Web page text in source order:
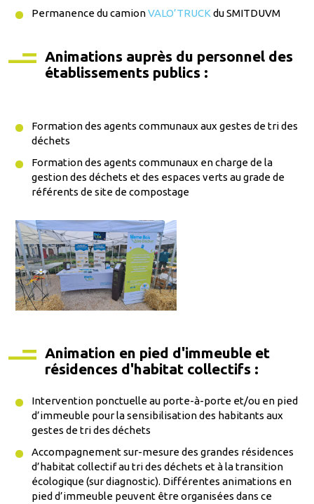
Permanence du camionVALO’TRUCK du SMITDUVM
Animations auprès du personnel des
établissements publics :
Formation des agents communaux aux gestes de tri des
déchets
Formation des agents communaux en charge de la
gestion des déchets et des espaces verts au grade de
référents de site de compostage
Animation en pied d'immeuble et
résidences d'habitat collectifs :
Intervention ponctuelle au porte-à-porte et/ou en pied
d’immeuble pour la sensibilisation des habitants aux
gestes de tri des déchets
Accompagnement sur-mesure des grandes résidences
d’habitat collectif au tri des déchets et à la transition
écologique (sur diagnostic). Différentes animations en
pied d’immeuble peuvent être organisées dans ce